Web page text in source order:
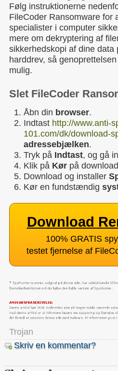
Følg instruktionerne
FileCoder Ransomware for
specialister i computer
mere om dekryptering af
sikkerhedskopi af dine data
harddrev, så
mulig.
Slet FileCoder
Åbn din browser.
Indtast http://www.anti-
101.com/dk/download-
adressebjælken.
Tryk på Indtast, og gå
Klik på Kør på
Download og installer
Kør en fundstændig
Download
100% GRATIS
testet fjernelse af
Trojan
Skriv en kommentar?